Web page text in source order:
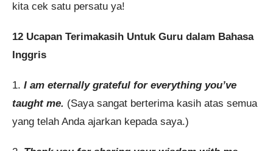
kita cek satu persatu ya!
12 Ucapan Terimakasih Untuk Guru dalam Bahasa
Inggris
1. I am eternally grateful for everything you’ve
taught me. (Saya sangat berterima kasih atas semua
yang telah Anda ajarkan kepada saya.)